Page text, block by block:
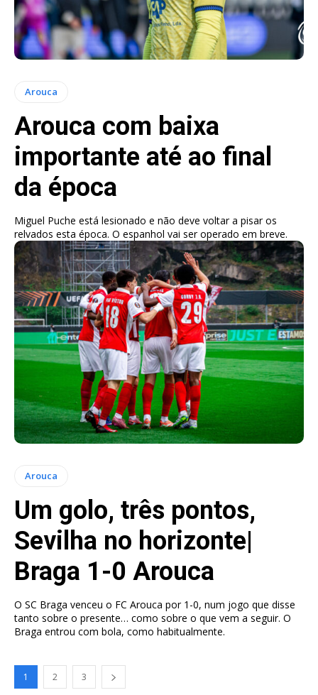
Arouca
Arouca com baixa
importante até ao final
da época
Miguel Puche está lesionado e não deve voltar a pisar os
relvados esta época. O espanhol vai ser operado em breve.
Arouca
Um golo, três pontos,
Sevilha no horizonte|
Braga 1-0 Arouca
O SC Braga venceu o FC Arouca por 1-0, num jogo que disse
tanto sobre o presente… como sobre o que vem a seguir. O
Braga entrou com bola, como habitualmente.
1 2 3